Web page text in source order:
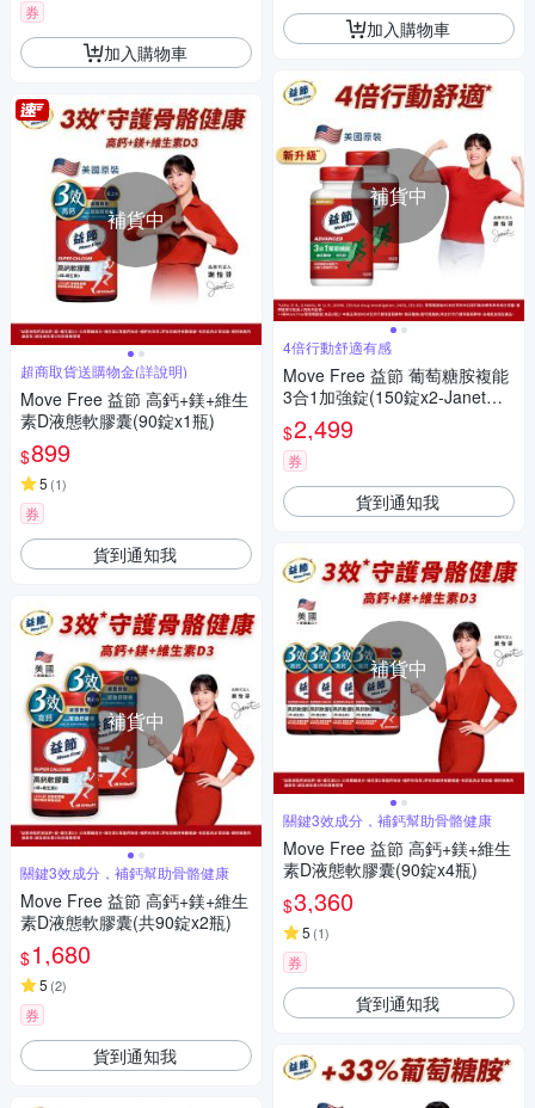
券
加入購物車
補貨中
超商取貨送購物金(詳說明)
Move Free 益節 高鈣+鎂+維生
素D液態軟膠囊(90錠x1瓶)
$899
5 (1)
券
貨到通知我
補貨中
關鍵3效成分，補鈣幫助骨骼健康
Move Free 益節 高鈣+鎂+維生
素D液態軟膠囊(共90錠x2瓶)
$1,680
5 (2)
券
貨到通知我
加入購物車
補貨中
4倍行動舒適有感
Move Free 益節 葡萄糖胺複能
3合1加強錠(150錠x2-Janet代
言/玻尿酸鈉/MSM)
$2,499
券
貨到通知我
補貨中
關鍵3效成分，補鈣幫助骨骼健康
Move Free 益節 高鈣+鎂+維生
素D液態軟膠囊(90錠x4瓶)
$3,360
5 (1)
券
貨到通知我